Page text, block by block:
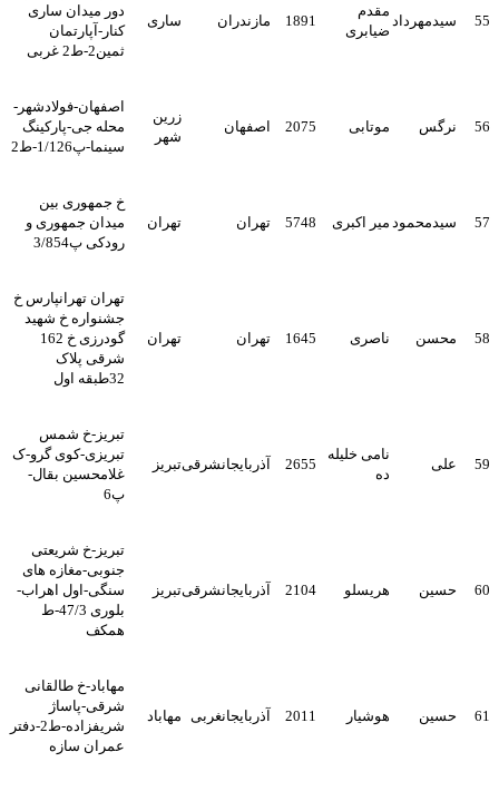
55 سیدمهرداد
مقدم
ضیابری
1891 مازندران ساری
دور میدان ساری
کنار-آپارتمان
ثمین2-ط2 غربی
56 نرگس موتابی 2075 اصفهان
زرین
شهر
اصفهان-فولادشهر-
محله جی-پارکینگ
سینما-پ1/126-ط2
57 سیدمحمود میر اکبری 5748 تهران تهران
خ جمهوری بین
میدان جمهوری و
رودکی پ3/854
58 محسن ناصری 1645 تهران تهران
تهران تهرانپارس خ
جشنواره خ شهید
گودرزی خ 162
شرقی پلاک
32طبقه اول
59 علی
نامی خلیله
ده
2655 آذربایجانشرقیتبریز
تبریز-خ شمس
تبریزی-کوی گرو-ک
غلامحسین بقال-
پ6
60 حسین هریسلو 2104 آذربایجانشرقیتبریز
تبریز-خ شریعتی
جنوبی-مغازه های
سنگی-اول اهراب-
بلوری 47/3-ط
همکف
61 حسین هوشیار 2011 آذربایجانغربی مهاباد
مهاباد-خ طالقانی
شرقی-پاساژ
شریفزاده-ط2-دفتر
عمران سازه